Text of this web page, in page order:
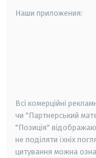
Наши приложения:
Всі комерційні
чи "Партнерський
"Позиція"
не поділяти їхніх
цитування можна